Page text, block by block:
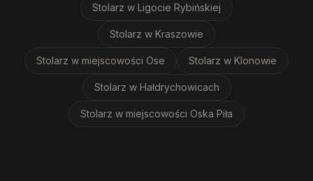
Stolarz w Ligocie Rybińskiej
Stolarz w Kraszowie
Stolarz w miejscowości Ose Stolarz w Klonowie
Stolarz w Hałdrychowicach
Stolarz w miejscowości Oska Piła